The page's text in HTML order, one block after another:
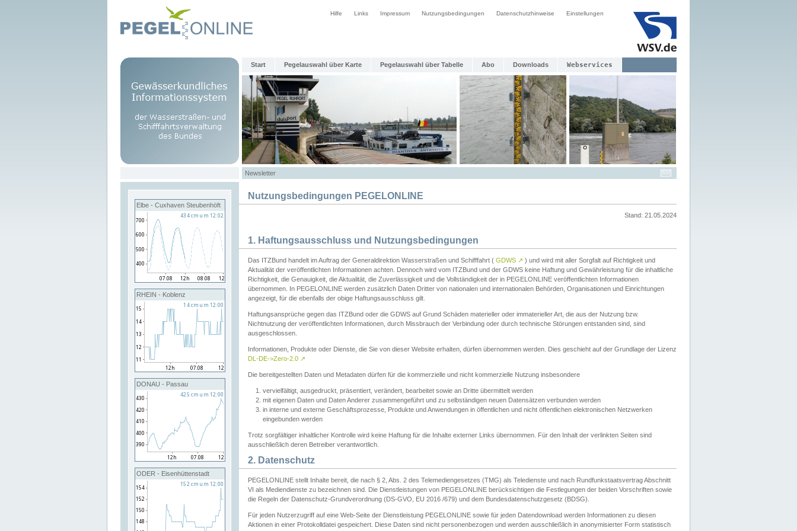
Hilfe Links Impressum Nutzungsbedingungen Datenschutzhinweise Einstellungen
Start Pegelauswahl über Karte Pegelauswahl über Tabelle Abo Downloads Webservices
Newsletter
Elbe - Cuxhaven Steubenhöft
RHEIN - Koblenz
DONAU - Passau
ODER - Eisenhüttenstadt
Nutzungsbedingungen PEGELONLINE
Stand: 21.05.2024
1. Haftungsausschluss und Nutzungsbedingungen
Das ITZBund handelt im Auftrag der Generaldirektion Wasserstraßen und Schifffahrt ( GDWS ↗ ) und wird mit aller Sorgfalt auf Richtigkeit und
Aktualität der veröffentlichten Informationen achten. Dennoch wird vom ITZBund und der GDWS keine Haftung und Gewährleistung für die inhaltliche
Richtigkeit, die Genauigkeit, die Aktualität, die Zuverlässigkeit und die Vollständigkeit der in PEGELONLINE veröffentlichten Informationen
übernommen. In PEGELONLINE werden zusätzlich Daten Dritter von nationalen und internationalen Behörden, Organisationen und Einrichtungen
angezeigt, für die ebenfalls der obige Haftungsausschluss gilt.
Haftungsansprüche gegen das ITZBund oder die GDWS auf Grund Schäden materieller oder immaterieller Art, die aus der Nutzung bzw.
Nichtnutzung der veröffentlichten Informationen, durch Missbrauch der Verbindung oder durch technische Störungen entstanden sind, sind
ausgeschlossen.
Informationen, Produkte oder Dienste, die Sie von dieser Website erhalten, dürfen übernommen werden. Dies geschieht auf der Grundlage der Lizenz
DL-DE->Zero-2.0 ↗
Die bereitgestellten Daten und Metadaten dürfen für die kommerzielle und nicht kommerzielle Nutzung insbesondere
vervielfältigt, ausgedruckt, präsentiert, verändert, bearbeitet sowie an Dritte übermittelt werden
mit eigenen Daten und Daten Anderer zusammengeführt und zu selbständigen neuen Datensätzen verbunden werden
in interne und externe Geschäftsprozesse, Produkte und Anwendungen in öffentlichen und nicht öffentlichen elektronischen Netzwerken
eingebunden werden
Trotz sorgfältiger inhaltlicher Kontrolle wird keine Haftung für die Inhalte externer Links übernommen. Für den Inhalt der verlinkten Seiten sind
ausschließlich deren Betreiber verantwortlich.
2. Datenschutz
PEGELONLINE stellt Inhalte bereit, die nach § 2, Abs. 2 des Telemediengesetzes (TMG) als Teledienste und nach Rundfunkstaatsvertrag Abschnitt
VI als Mediendienste zu bezeichnen sind. Die Dienstleistungen von PEGELONLINE berücksichtigen die Festlegungen der beiden Vorschriften sowie
die Regeln der Datenschutz-Grundverordnung (DS-GVO, EU 2016 /679) und dem Bundesdatenschutzgesetz (BDSG).
Für jeden Nutzerzugriff auf eine Web-Seite der Dienstleistung PEGELONLINE sowie für jeden Datendownload werden Informationen zu diesen
Aktionen in einer Protokolldatei gespeichert. Diese Daten sind nicht personenbezogen und werden ausschließlich in anonymisierter Form statistisch